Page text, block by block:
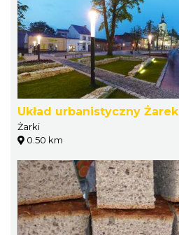
Układ urbanistyczny Żarek
Żarki
0.50 km